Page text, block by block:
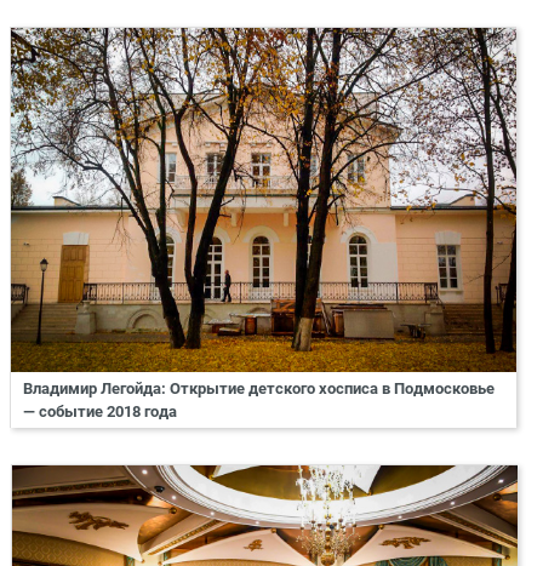
Владимир Легойда: Открытие детского хосписа в Подмосковье
― событие 2018 года